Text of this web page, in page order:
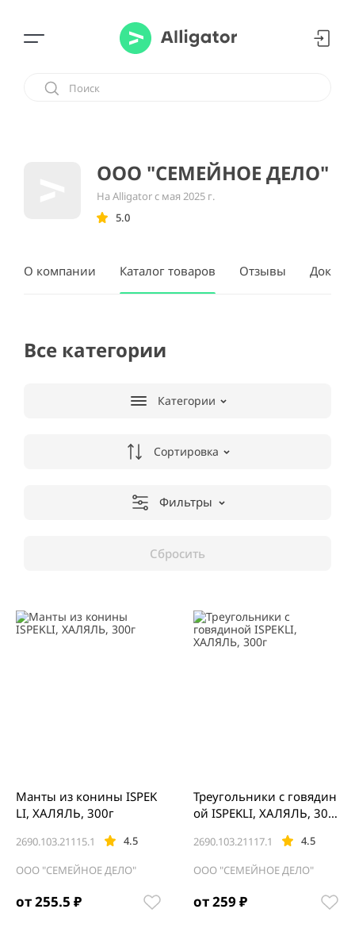
ООО "СЕМЕЙНОЕ ДЕЛО"
На Alligator с мая 2025 г.
5.0
О компании Каталог товаров Отзывы
Все категории
Категории
Сортировка
Фильтры
Сбросить
от 255.5 ₽
2690.103.21115.1 4.5
Манты из конины ISPEK
LI, ХАЛЯЛЬ, 300г
ООО "СЕМЕЙНОЕ ДЕЛО"
от 259 ₽
2690.103.21117.1 4.5
Треугольники с говядин
ой ISPEKLI, ХАЛЯЛЬ, 300
ООО "СЕМЕЙНОЕ ДЕЛО"